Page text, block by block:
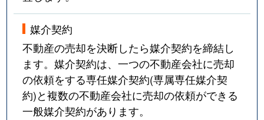
媒介契約
不動産の売却を決断したら媒介契約を締結し
ます。媒介契約は、一つの不動産会社に売却
の依頼をする専任媒介契約(専属専任媒介契
約)と複数の不動産会社に売却の依頼ができる
一般媒介契約があります。